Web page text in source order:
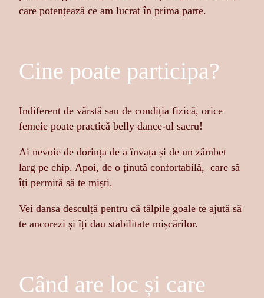
care potențează ce am lucrat în prima parte.
Cine poate participa?
Indiferent de vârstă sau de condiția fizică, orice
femeie poate practică belly dance-ul sacru!
Ai nevoie de dorința de a învața și de un zâmbet
larg pe chip. Apoi, de o ținută confortabilă, care să
îți permită să te miști.
Vei dansa desculță pentru că tălpile goale te ajută să
te ancorezi și îți dau stabilitate mișcărilor.
Când are loc și care